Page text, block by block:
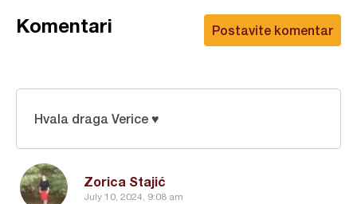
Postavite komentar
Komentari
Zorica Stajić
July 10, 2024, 9:08 am
Hvala draga Verice ♥